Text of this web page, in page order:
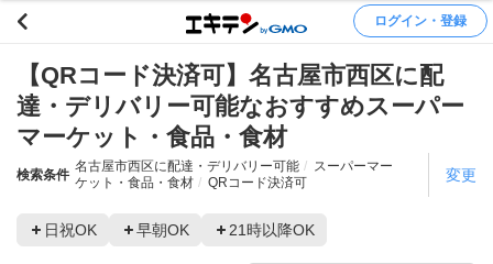
ログイン・登録
【QRコード決済可】名古屋市西区に配
達・デリバリー可能なおすすめスーパー
マーケット・食品・食材
検索条件
名古屋市西区に配達・デリバリー可能
スーパーマー
ケット・食品・食材
QRコード決済可 変更
日祝OK 早朝OK 21時以降OK